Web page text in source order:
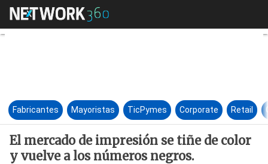
El mercado de impresión se
Fabricantes Mayoristas TicPymes Corporate Retail
El mercado de impresión se tiñe de color
y vuelve a los números negros.